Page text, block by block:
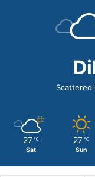
Scattered
27 ℃
Sat
27 ℃
Sun